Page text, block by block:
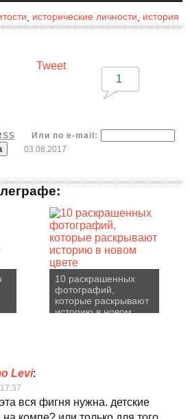
исторические личности история
Tweet
1
Или по e-mail:
03.08.2017
10 раскрашенных
фотографий,
которые раскрывают
историю в новом
Levi:
вся фигня нужна. детские